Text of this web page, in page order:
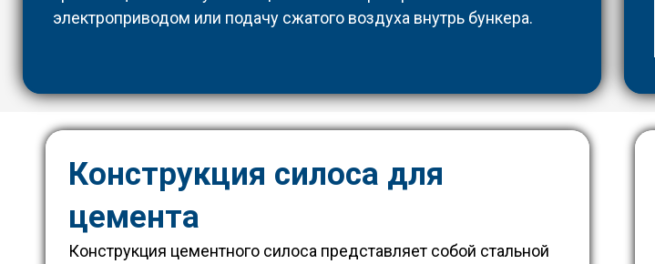
электроприводом или подачу сжатого воздуха внутрь бункера.
Конструкция силоса для
цемента
Конструкция цементного силоса представляет собой стальной